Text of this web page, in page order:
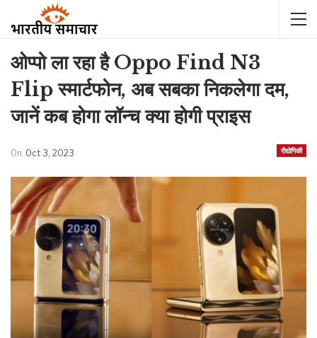
ओप्पो ला रहा है Oppo Find N3
Flip स्मार्टफोन, अब सबका निकलेगा दम,
जानें कब होगा लॉन्च क्या होगी प्राइस
रौद्योगिकी
On Oct 3, 2023